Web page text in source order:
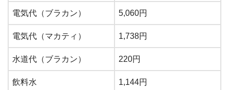
電気代（ブラカン） 5,060円
電気代（マカティ） 1,738円
水道代（ブラカン） 220円
飲料水 1,144円